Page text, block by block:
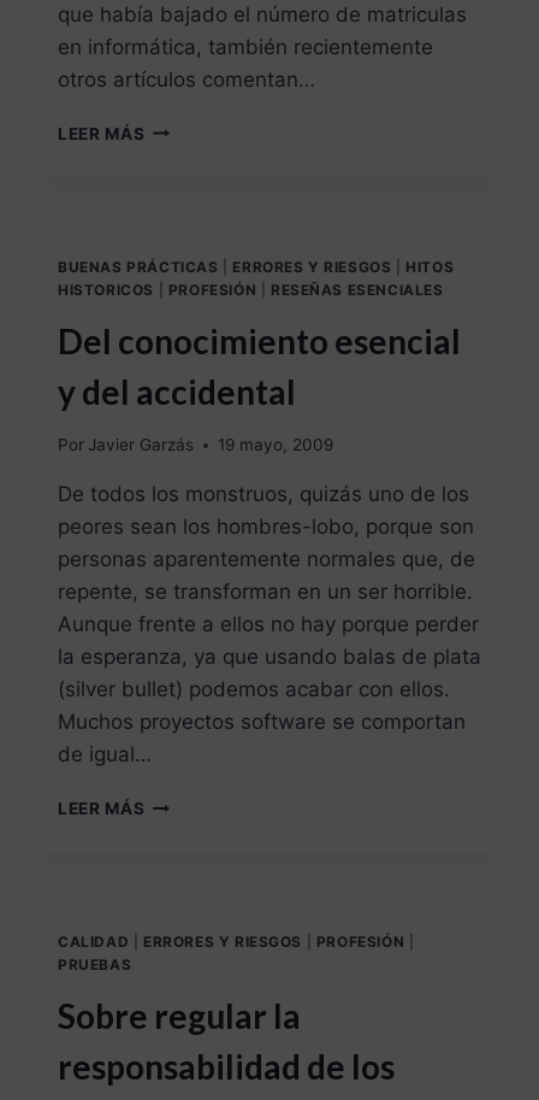
que había bajado el número de matriculas
en informática, también recientemente
otros artículos comentan…
LEER MÁS
BUENAS PRÁCTICAS ERRORES Y RIESGOS
HITOS
HISTORICOS
PROFESIÓN RESEÑAS ESENCIALES
Del conocimiento esencial
y del accidental
Por Javier Garzás 19 mayo, 2009
De todos los monstruos, quizás uno de los
peores sean los hombres-lobo, porque son
personas aparentemente normales que, de
repente, se transforman en un ser horrible.
Aunque frente a ellos no hay porque perder
la esperanza, ya que usando balas de plata
(silver bullet) podemos acabar con ellos.
Muchos proyectos software se comportan
de igual…
LEER MÁS
CALIDAD ERRORES Y RIESGOS PROFESIÓN
PRUEBAS
Sobre regular la
responsabilidad de los